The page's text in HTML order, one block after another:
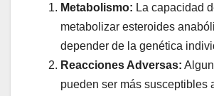
Metabolismo: La capacidad
metabolizar esteroides
depender de la genética
Reacciones Adversas:
pueden ser más susceptibles